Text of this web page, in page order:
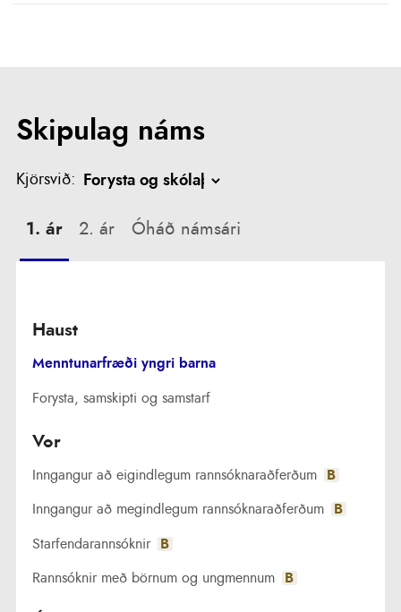
Skipulag náms
Kjörsvið:
1. ár 2. ár Óháð námsári
Haust
Menntunarfræði yngri barna
Forysta, samskipti og samstarf
Vor
Inngangur að eigindlegum rannsóknaraðferðum B
Inngangur að megindlegum rannsóknaraðferðum B
Starfendarannsóknir B
Rannsóknir með börnum og ungmennum B